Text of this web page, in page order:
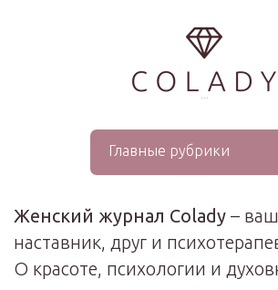
...
Главные рубрики
Женский журнал Colady –
наставник, друг и
О красоте, психологии и